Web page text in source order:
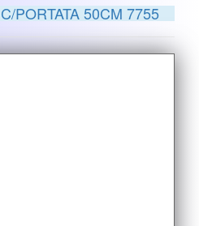
PORTATA 50CM 7755